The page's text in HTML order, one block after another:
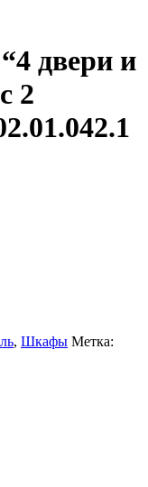
двери и
2
, Шкафы Метка: